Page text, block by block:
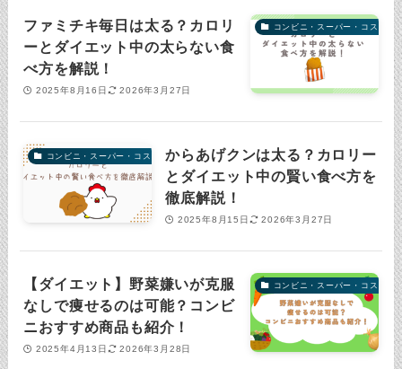
コンビニ・スーパー・コストコ
ファミチキ毎日は太る？カロリ
ーとダイエット中の太らない食
べ方を解説！
2025年8月16日 2026年3月27日
コンビニ・スーパー・コストコからあげクンは太る？カロリー
とダイエット中の賢い食べ方を
徹底解説！
2025年8月15日 2026年3月27日
コンビニ・スーパー・コストコ
【ダイエット】野菜嫌いが克服
なしで痩せるのは可能？コンビ
ニおすすめ商品も紹介！
2025年4月13日 2026年3月28日